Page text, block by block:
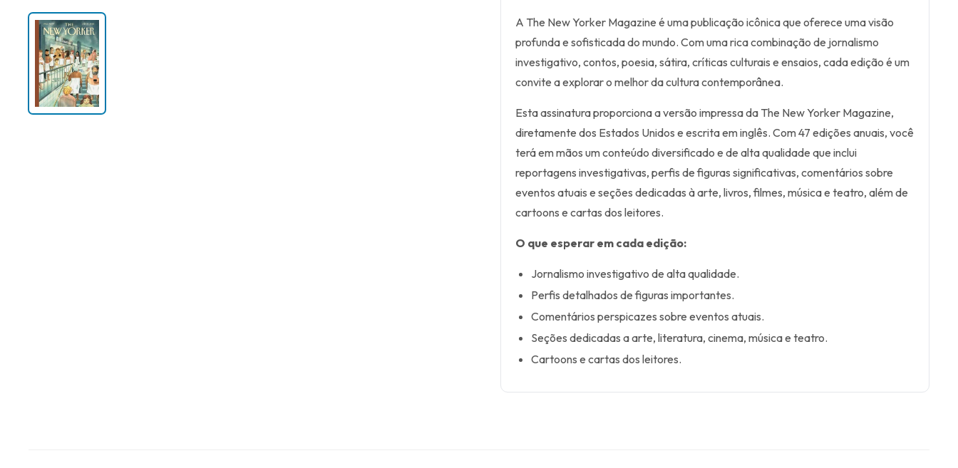
A The New Yorker Magazine é uma publicação icônica que oferece uma visão
profunda e sofisticada do mundo. Com uma rica combinação de jornalismo
investigativo, contos, poesia, sátira, críticas culturais e ensaios, cada edição é um
convite a explorar o melhor da cultura contemporânea.
Esta assinatura proporciona a versão impressa da The New Yorker Magazine,
diretamente dos Estados Unidos e escrita em inglês. Com 47 edições anuais, você
terá em mãos um conteúdo diversificado e de alta qualidade que inclui
reportagens investigativas, perfis de figuras significativas, comentários sobre
eventos atuais e seções dedicadas à arte, livros, filmes, música e teatro, além de
cartoons e cartas dos leitores.
O que esperar em cada edição:
Jornalismo investigativo de alta qualidade.
Perfis detalhados de figuras importantes.
Comentários perspicazes sobre eventos atuais.
Seções dedicadas a arte, literatura, cinema, música e teatro.
Cartoons e cartas dos leitores.